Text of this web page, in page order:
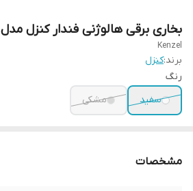
بخاری برقی هالوژنی فندار کنزل مدل 1441
Kenzel
برند:کنزل
رنگ
سفید
مشکی
مشخصات